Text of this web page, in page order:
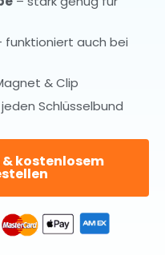
funktioniert auch bei
& Clip
Schlüsselbund
kostenlosem